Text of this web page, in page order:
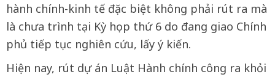
hành chính-kinh tế đặc biệt không phải rút ra mà
là chưa trình tại Kỳ họp thứ 6 do đang giao Chính
phủ tiếp tục nghiên cứu, lấy ý kiến.
Hiện nay, rút dự án Luật Hành chính công ra khỏi